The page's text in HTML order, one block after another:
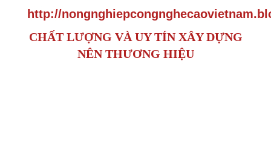
http://
CHẤT LƯỢNG VÀ UY TÍN XÂY DỰNG
NÊN THƯƠNG HIỆU